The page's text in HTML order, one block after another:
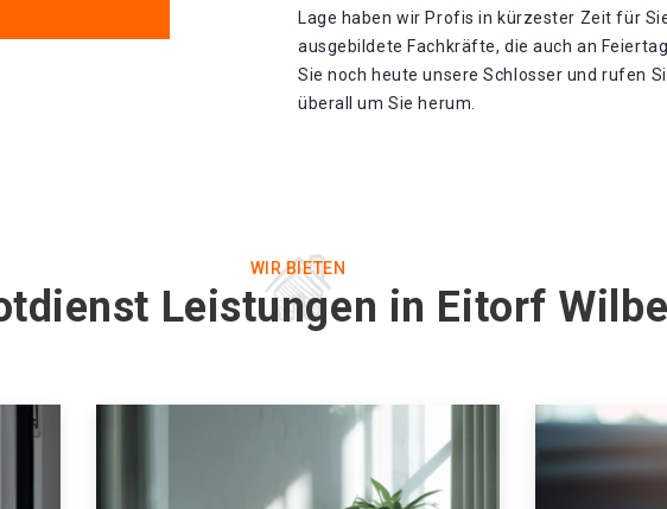
Lage haben wir Profis in kürzester Zeit für
ausgebildete Fachkräfte, die auch an
Sie noch heute unsere Schlosser und rufen
überall um Sie herum.
WIR BIETEN
Leistungen in Eitorf